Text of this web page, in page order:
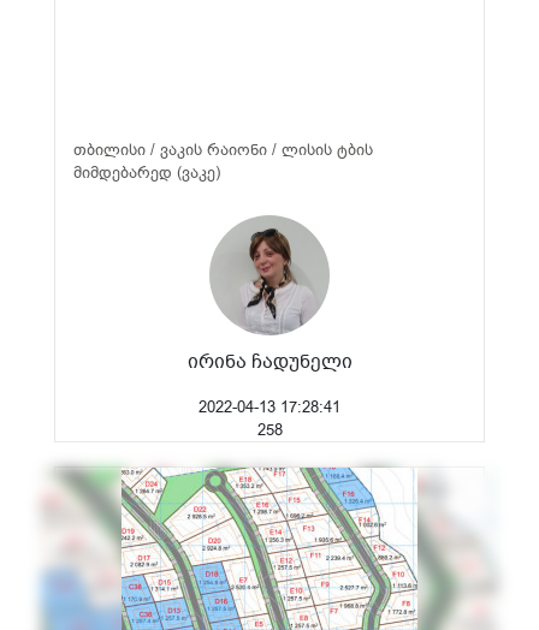
თბილისი / ვაკის რაიონი / ლისის ტბის
მიმდებარედ (ვაკე)
ირინა ჩადუნელი
2022-04-13 17:28:41
258